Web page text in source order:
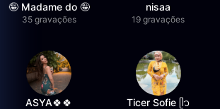
🤪 Madame do 🤪
35 gravações
nisaa
19 gravações
ASYA🍀🍀 Ticer Sofie ᥫ᭡